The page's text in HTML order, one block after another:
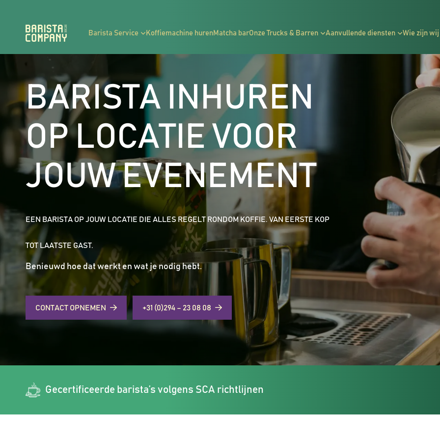
Barista Service Koffiemachine hurenMatcha barOnze Trucks & Barren Aanvullende diensten Wie zijn wij
BARISTA INHUREN
OP LOCATIE VOOR
JOUW EVENEMENT
EEN BARISTA OP JOUW LOCATIE DIE ALLES REGELT RONDOM KOFFIE. VAN EERSTE KOP
TOT LAATSTE GAST.
Benieuwd hoe dat werkt en wat je nodig hebt.
CONTACT OPNEMEN +31 (0)294 – 23 08 08
Gecertificeerde barista’s volgens SCA richtlijnen